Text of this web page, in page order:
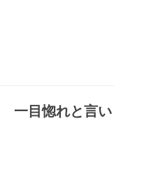
一目惚れと言い